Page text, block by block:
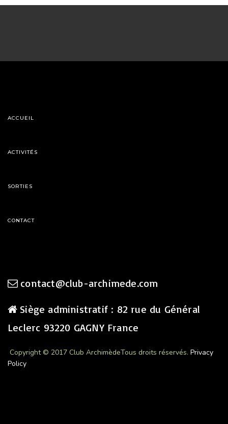
ACCUEIL
ACTIVITÉS
SORTIES
CONTACT
contact@club-archimede.com
Siège administratif : 82 rue du Général
Leclerc 93220 GAGNY France
Copyright © 2017 Club ArchimèdeTous droits réservés. Privacy
Policy